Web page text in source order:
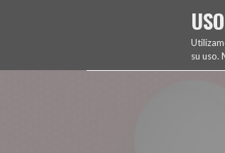
su uso.
FUENCARRAL EL
TENIS DE MESA